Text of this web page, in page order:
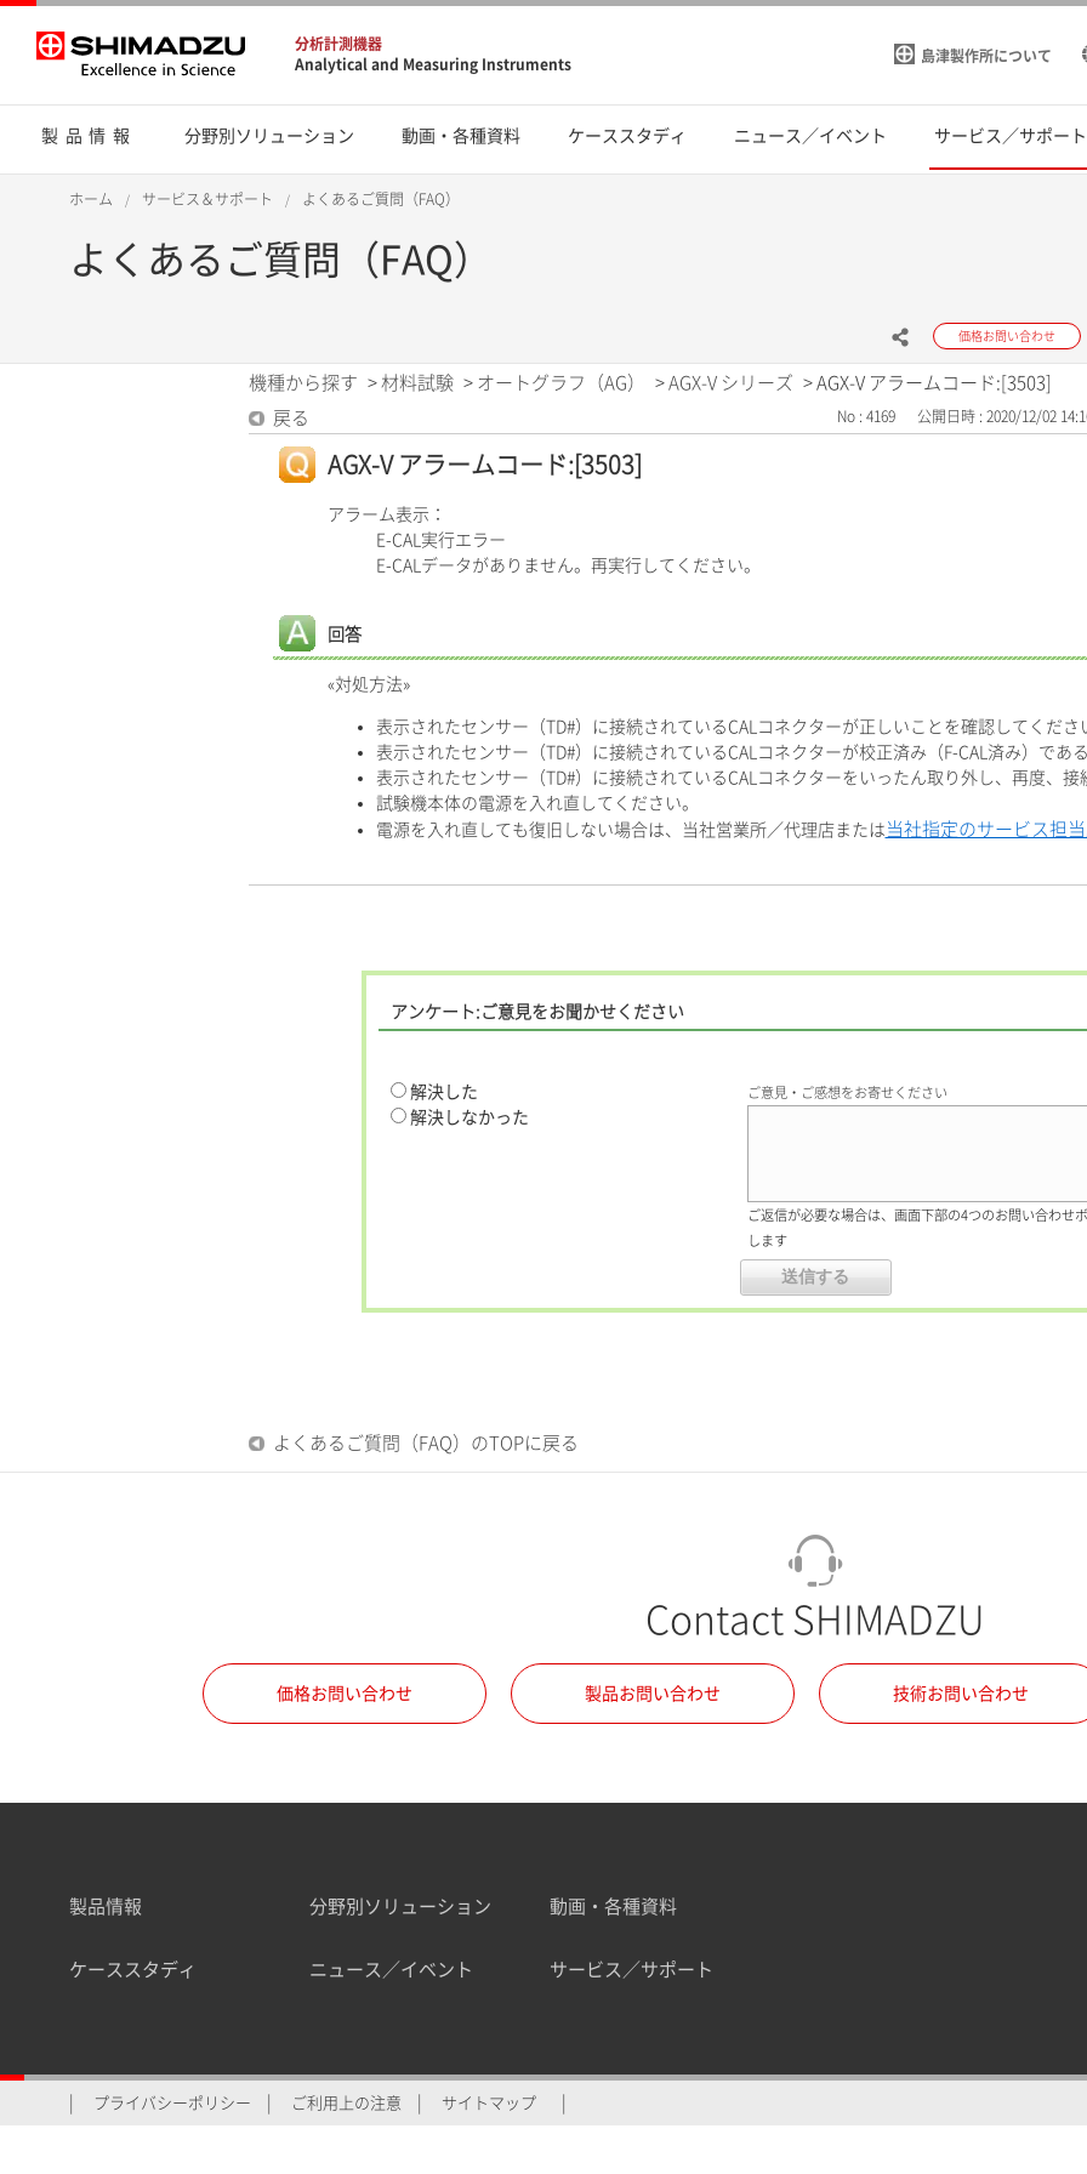
分析計測機器
Analytical and Measuring Instruments
島津製作所について
製品情報 分野別ソリューション 動画・各種資料 ケーススタディ ニュース／イベント サービス／サポート
ホーム サービス＆サポート よくあるご質問（FAQ）
よくあるご質問（FAQ）
価格お問い合わせ
機種から探す > 材料試験 > オートグラフ（AG） > AGX-V シリーズ > AGX-V アラームコード:[3503]
戻る
No : 4169 公開日時 : 2020/12/02
AGX-V アラームコード:[3503]
アラーム表示：
E-CAL実行エラー
E-CALデータがありません。再実行してください。
回答
«対処方法»
表示されたセンサー（TD#）に接続されているCALコネクターが正しいことを確認してくださ
表示されたセンサー（TD#）に接続されているCALコネクターが校正済み（F-CAL済み）であ
表示されたセンサー（TD#）に接続されているCALコネクターをいったん取り外し、再度、接
試験機本体の電源を入れ直してください。
電源を入れ直しても復旧しない場合は、当社営業所／代理店または 当社指定のサービス担
アンケート:ご意見をお聞かせください
解決した
解決しなかった
ご意見・ご感想をお寄せください
ご返信が必要な場合は、画面下部の4つのお問い合わせ
します
よくあるご質問（FAQ）のTOPに戻る
Contact SHIMADZU
価格お問い合わせ 製品お問い合わせ 技術お問い合わせ
製品情報 分野別ソリューション 動画・各種資料
ケーススタディ ニュース／イベント サービス／サポート
プライバシーポリシー ご利用上の注意 サイトマップ